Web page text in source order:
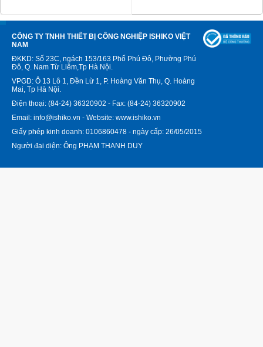
CÔNG TY TNHH THIẾT BỊ CÔNG NGHIỆP ISHIKO VIỆT
NAM
ĐKKD: Số 23C, ngách 153/163 Phố Phú Đô, Phường Phú
Đô, Q. Nam Từ Liêm,Tp Hà Nội.
VPGD: Ô 13 Lô 1, Đền Lừ 1, P. Hoàng Văn Thụ, Q. Hoàng
Mai, Tp Hà Nội.
Điện thoại: (84-24) 36320902 - Fax: (84-24) 36320902
Email: info@ishiko.vn - Website: www.ishiko.vn
Giấy phép kinh doanh: 0106860478 - ngày cấp: 26/05/2015
Người đại diện: Ông PHẠM THANH DUY